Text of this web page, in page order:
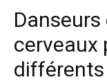
cerveaux
différents